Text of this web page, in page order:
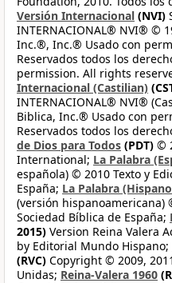
Versión Internacional (NVI)
INTERNACIONAL® NVI® ©
Inc.®, Inc.® Usado con
Reservados todos los
permission. All rights
Internacional (Castilian)
INTERNACIONAL® NVI®
Biblica, Inc.® Usado con
Reservados todos los
de Dios para Todos (PDT) ©
International; La Palabra
española) © 2010 Texto y
España; La Palabra
(versión hispanoamericana)
Sociedad Bíblica de España;
2015) Version Reina Valera
by Editorial Mundo Hispano;
(RVC) Copyright © 2009,
Unidas; Reina-Valera 1960